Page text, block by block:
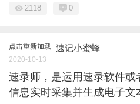
2118 0
点击重新加载 速记小蜜蜂
2020-10-13
速录师，是运用速录软件
信息实时采集并生成电子文